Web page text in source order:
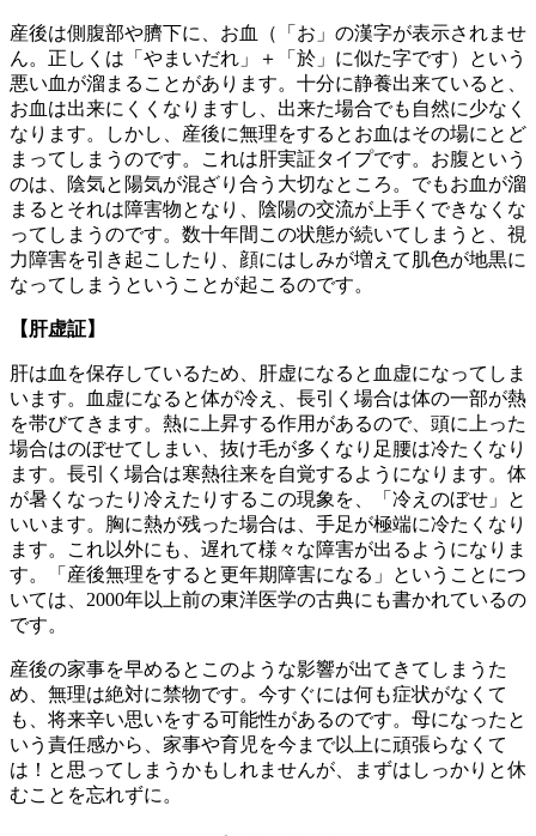
産後は側腹部や臍下に、お血（「お」の漢字が表示されませ
ん。正しくは「やまいだれ」＋「於」に似た字です）という
悪い血が溜まることがあります。十分に静養出来ていると、
お血は出来にくくなりますし、出来た場合でも自然に少なく
なります。しかし、産後に無理をするとお血はその場にとど
まってしまうのです。これは肝実証タイプです。お腹という
のは、陰気と陽気が混ざり合う大切なところ。でもお血が溜
まるとそれは障害物となり、陰陽の交流が上手くできなくな
ってしまうのです。数十年間この状態が続いてしまうと、視
力障害を引き起こしたり、顔にはしみが増えて肌色が地黒に
なってしまうということが起こるのです。
【肝虚証】
肝は血を保存しているため、肝虚になると血虚になってしま
います。血虚になると体が冷え、長引く場合は体の一部が熱
を帯びてきます。熱に上昇する作用があるので、頭に上った
場合はのぼせてしまい、抜け毛が多くなり足腰は冷たくなり
ます。長引く場合は寒熱往来を自覚するようになります。体
が暑くなったり冷えたりするこの現象を、「冷えのぼせ」と
いいます。胸に熱が残った場合は、手足が極端に冷たくなり
ます。これ以外にも、遅れて様々な障害が出るようになりま
す。「産後無理をすると更年期障害になる」ということにつ
いては、2000年以上前の東洋医学の古典にも書かれているの
です。
産後の家事を早めるとこのような影響が出てきてしまうた
め、無理は絶対に禁物です。今すぐには何も症状がなくて
も、将来辛い思いをする可能性があるのです。母になったと
いう責任感から、家事や育児を今まで以上に頑張らなくて
は！と思ってしまうかもしれませんが、まずはしっかりと休
むことを忘れずに。